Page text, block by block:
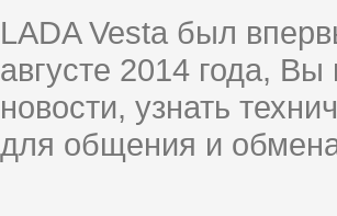
LADA Vesta был
августе 2014 года,
новости, узнать
для общения и